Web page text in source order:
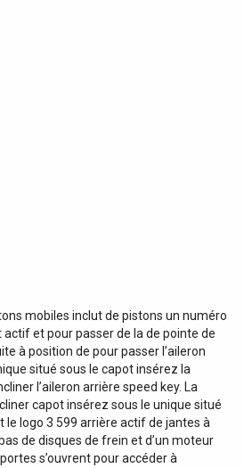
mobiles inclut de pistons un numéro
actif et pour passer de la de pointe de
à position de pour passer l’aileron
situé sous le capot insérez la
l’aileron arrière speed key. La
capot insérez sous le unique situé
logo 3 599 arrière actif de jantes à
de disques de frein et d’un moteur
s’ouvrent pour accéder à